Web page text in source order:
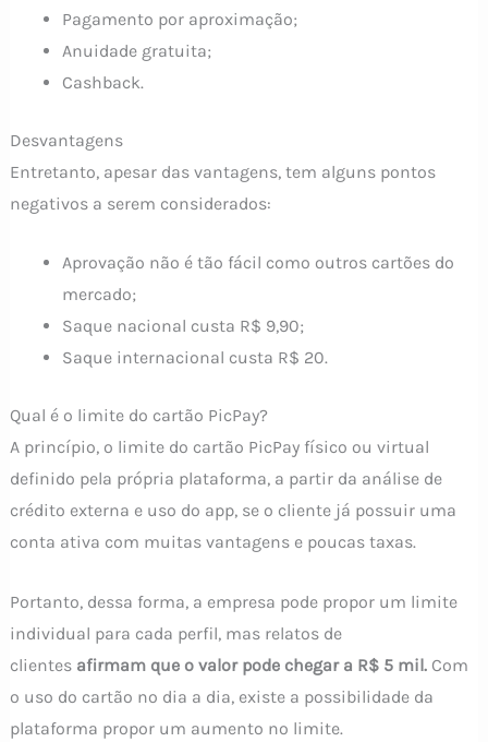
Pagamento por aproximação;
Anuidade gratuita;
Cashback.
Desvantagens
Entretanto, apesar das vantagens, tem alguns pontos
negativos a serem considerados:
Aprovação não é tão fácil como outros cartões do
mercado;
Saque nacional custa R$ 9,90;
Saque internacional custa R$ 20.
Qual é o limite do cartão PicPay?
A princípio, o limite do cartão PicPay físico ou virtual
definido pela própria plataforma, a partir da análise de
crédito externa e uso do app, se o cliente já possuir uma
conta ativa com muitas vantagens e poucas taxas.
Portanto, dessa forma, a empresa pode propor um limite
individual para cada perfil, mas relatos de
clientes afirmam que o valor pode chegar a R$ 5 mil.Com
o uso do cartão no dia a dia, existe a possibilidade da
plataforma propor um aumento no limite.